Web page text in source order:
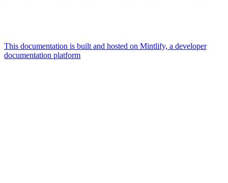
This documentation is built and hosted on Mintlify, a developer
documentation platform